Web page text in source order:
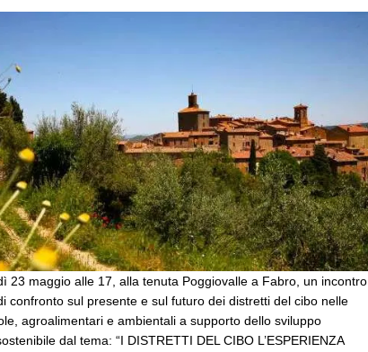
23 maggio alle 17, alla tenuta Poggiovalle a Fabro, un incontro
confronto sul presente e sul futuro dei distretti del cibo nelle
agroalimentari e ambientali a supporto dello sviluppo
dal tema: “I DISTRETTI DEL CIBO L’ESPERIENZA